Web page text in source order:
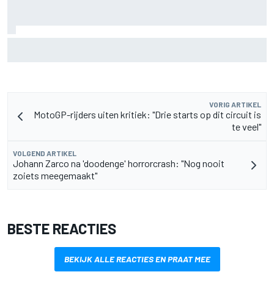
VORIG ARTIKEL
MotoGP-rijders uiten kritiek: "Drie starts op dit circuit is
te veel"
VOLGEND ARTIKEL
Johann Zarco na 'doodenge' horrorcrash: "Nog nooit
zoiets meegemaakt"
BESTE REACTIES
BEKIJK ALLE REACTIES EN PRAAT MEE